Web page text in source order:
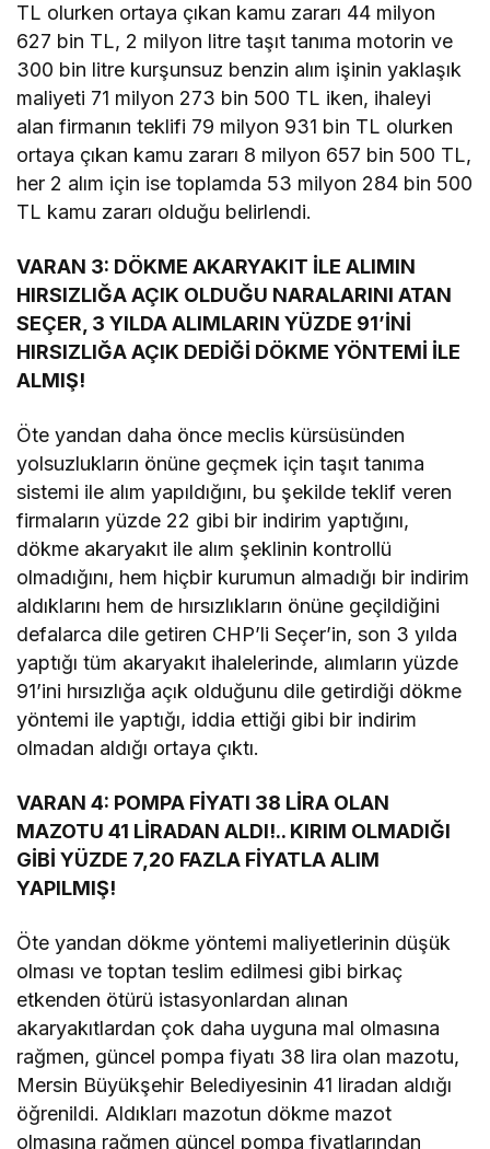
TL olurken ortaya çıkan kamu zararı 44 milyon
627 bin TL, 2 milyon litre taşıt tanıma motorin ve
300 bin litre kurşunsuz benzin alım işinin yaklaşık
maliyeti 71 milyon 273 bin 500 TL iken, ihaleyi
alan firmanın teklifi 79 milyon 931 bin TL olurken
ortaya çıkan kamu zararı 8 milyon 657 bin 500 TL,
her 2 alım için ise toplamda 53 milyon 284 bin 500
TL kamu zararı olduğu belirlendi.
VARAN 3: DÖKME AKARYAKIT İLE ALIMIN
HIRSIZLIĞA AÇIK OLDUĞU NARALARINI ATAN
SEÇER, 3 YILDA ALIMLARIN YÜZDE 91’İNİ
HIRSIZLIĞA AÇIK DEDİĞİ DÖKME YÖNTEMİ İLE
ALMIŞ!
Öte yandan daha önce meclis kürsüsünden
yolsuzlukların önüne geçmek için taşıt tanıma
sistemi ile alım yapıldığını, bu şekilde teklif veren
firmaların yüzde 22 gibi bir indirim yaptığını,
dökme akaryakıt ile alım şeklinin kontrollü
olmadığını, hem hiçbir kurumun almadığı bir indirim
aldıklarını hem de hırsızlıkların önüne geçildiğini
defalarca dile getiren CHP’li Seçer’in, son 3 yılda
yaptığı tüm akaryakıt ihalelerinde, alımların yüzde
91’ini hırsızlığa açık olduğunu dile getirdiği dökme
yöntemi ile yaptığı, iddia ettiği gibi bir indirim
olmadan aldığı ortaya çıktı.
VARAN 4: POMPA FİYATI 38 LİRA OLAN
MAZOTU 41 LİRADAN ALDI!.. KIRIM OLMADIĞI
GİBİ YÜZDE 7,20 FAZLA FİYATLA ALIM
YAPILMIŞ!
Öte yandan dökme yöntemi maliyetlerinin düşük
olması ve toptan teslim edilmesi gibi birkaç
etkenden ötürü istasyonlardan alınan
akaryakıtlardan çok daha uyguna mal olmasına
rağmen, güncel pompa fiyatı 38 lira olan mazotu,
Mersin Büyükşehir Belediyesinin 41 liradan aldığı
öğrenildi. Aldıkları mazotun dökme mazot
olmasına rağmen güncel pompa fiyatlarından